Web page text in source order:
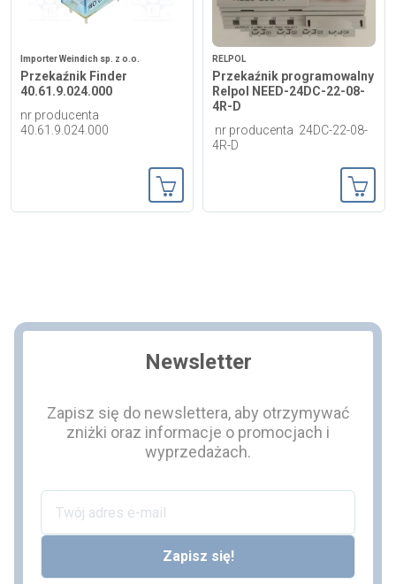
Importer Weindich sp. z o.o.
Przekaźnik Finder
40.61.9.024.000
nr producenta
40.61.9.024.000
Dodaj do koszyka
RELPOL
Przekaźnik programowalny
Relpol NEED-24DC-22-08-
4R-D
nr producenta 24DC-22-08-
4R-D
Newsletter
Zapisz się do newslettera, aby otrzymywać
zniżki oraz informacje o promocjach i
wyprzedażach.